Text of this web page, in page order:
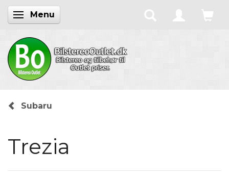
Skifte navigation
Menu
Subaru
Trezia